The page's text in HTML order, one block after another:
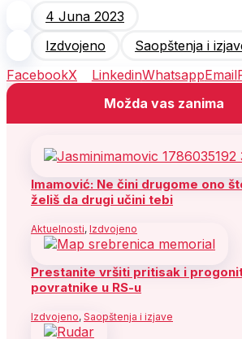
4 Juna 2023
Izdvojeno
Saopštenja i
FacebookX LinkedinWhatsappEmail
Možda vas zanima
Imamović: Ne čini drugome ono
želiš da drugi učini tebi
Aktuelnosti, Izdvojeno
Prestanite vršiti pritisak i
povratnike u RS-u
Izdvojeno, Saopštenja i izjave